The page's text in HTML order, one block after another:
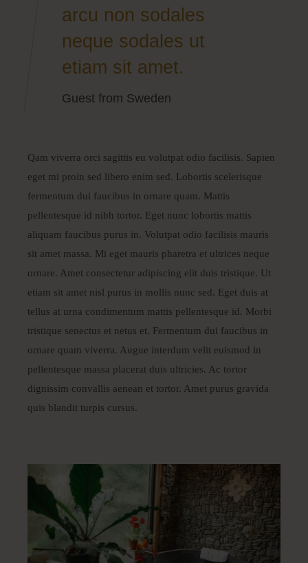
arcu non sodales
neque sodales ut
etiam sit amet.
Guest from Sweden
Qam viverra orci sagittis eu volutpat odio facilisis. Sapien
eget mi proin sed libero enim sed. Lobortis scelerisque
fermentum dui faucibus in ornare quam. Mattis
pellentesque id nibh tortor. Eget nunc lobortis mattis
aliquam faucibus purus in. Volutpat odio facilisis mauris
sit amet massa. Mi eget mauris pharetra et ultrices neque
ornare. Amet consectetur adipiscing elit duis tristique. Ut
etiam sit amet nisl purus in mollis nunc sed. Eget duis at
tellus at urna condimentum mattis pellentesque id. Morbi
tristique senectus et netus et. Fermentum dui faucibus in
ornare quam viverra. Augue interdum velit euismod in
pellentesque massa placerat duis ultricies. Ac tortor
dignissim convallis aenean et tortor. Amet purus gravida
quis blandit turpis cursus.